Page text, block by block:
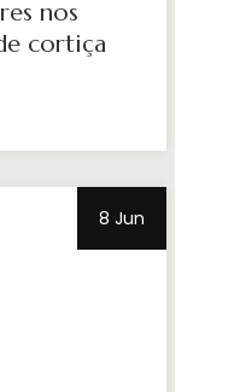
nos
cortiça
8 Jun